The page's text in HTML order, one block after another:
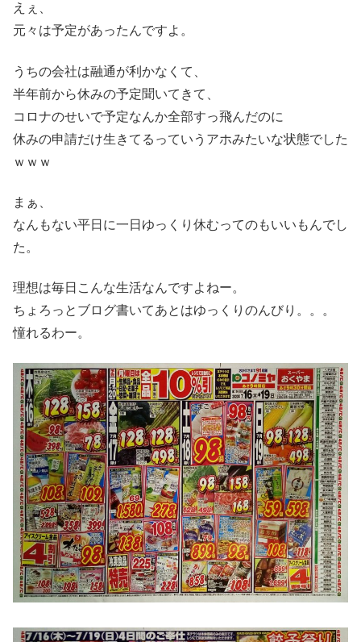
えぇ、
元々は予定があったんですよ。
うちの会社は融通が利かなくて、
半年前から休みの予定聞いてきて、
コロナのせいで予定なんか全部すっ飛んだのに
休みの申請だけ生きてるっていうアホみたいな状態でした
ｗｗｗ
まぁ、
なんもない平日に一日ゆっくり休むってのもいいもんでし
た。
理想は毎日こんな生活なんですよねー。
ちょろっとブログ書いてあとはゆっくりのんびり。。。
憧れるわー。